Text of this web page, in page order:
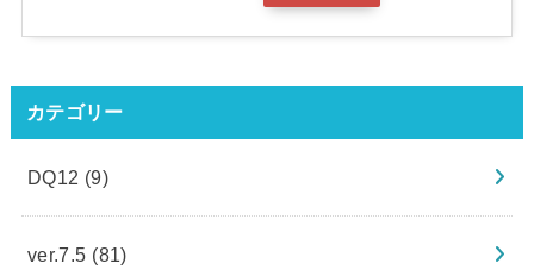
カテゴリー
DQ12 (9)
ver.7.5 (81)